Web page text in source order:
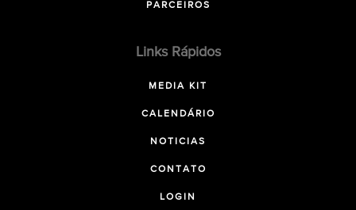
PARCEIROS
Links Rápidos
MEDIA KIT
CALENDÁRIO
NOTICIAS
CONTATO
LOGIN